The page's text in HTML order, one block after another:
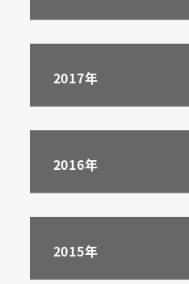
2017年
2016年
2015年